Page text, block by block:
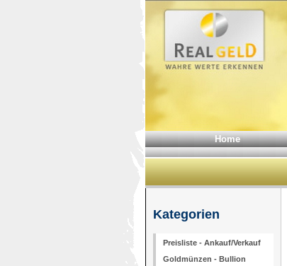
Home
Kategorien
Preisliste - Ankauf/Verkauf
Goldmünzen - Bullion